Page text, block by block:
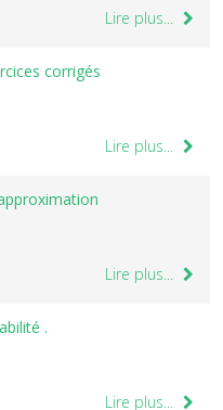
Lire plus...
corrigés
Lire plus...
Lire plus...
.
Lire plus...